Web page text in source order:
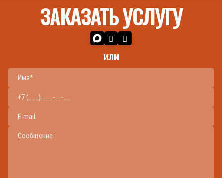
ЗАКАЗАТЬ УСЛУГУ
или